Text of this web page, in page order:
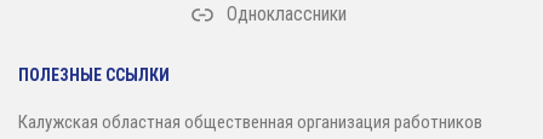
Одноклассники
ПОЛЕЗНЫЕ ССЫЛКИ
Калужская областная общественная организация работников